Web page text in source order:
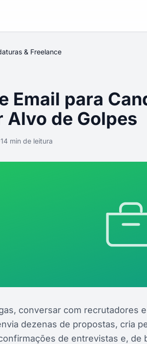
& Freelance
Email para
Alvo de Golpes
14 min de leitura
conversar com recrutadores
dezenas de propostas, cria
de entrevistas e, de